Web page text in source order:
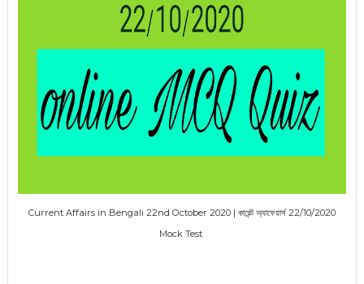
Current Affairs in Bengali 22nd October 2020 | কারেন্ট অ্যাফেয়ার্স 22/10/2020
Mock Test